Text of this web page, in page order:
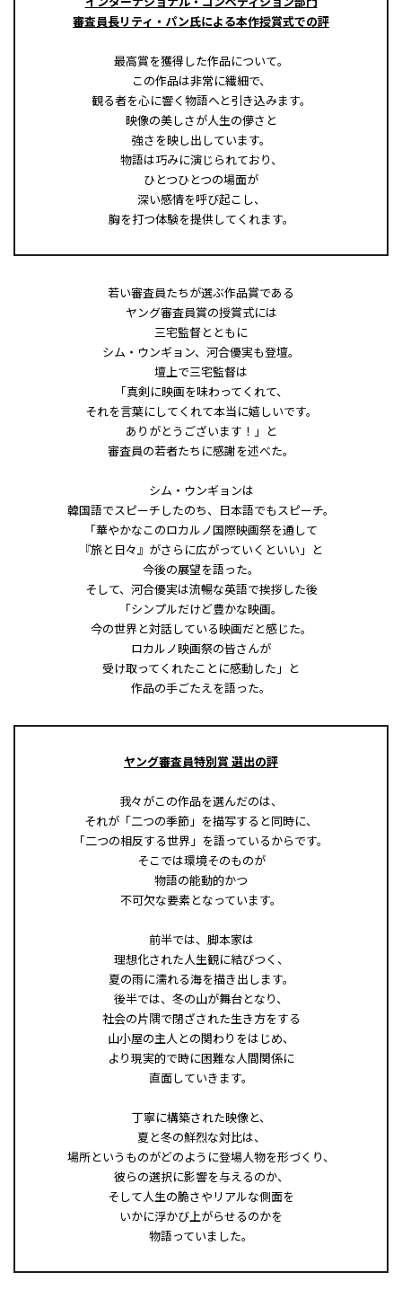
審査員長リティ・パン氏による本作授賞式での評
最高賞を獲得した作品について。
この作品は非常に繊細で、
観る者を心に響く物語へと引き込みます。
映像の美しさが人生の儚さと
強さを映し出しています。
物語は巧みに演じられており、
ひとつひとつの場面が
深い感情を呼び起こし、
胸を打つ体験を提供してくれます。
若い審査員たちが選ぶ作品賞である
ヤング審査員賞の授賞式には
三宅監督とともに
シム・ウンギョン、河合優実も登壇。
壇上で三宅監督は
「真剣に映画を味わってくれて、
それを言葉にしてくれて本当に嬉しいです。
ありがとうございます！」と
審査員の若者たちに感謝を述べた。
シム・ウンギョンは
韓国語でスピーチしたのち、日本語でもスピーチ。
「華やかなこのロカルノ国際映画祭を通して
『旅と日々』がさらに広がっていくといい」と
今後の展望を語った。
そして、河合優実は流暢な英語で挨拶した後
「シンプルだけど豊かな映画。
今の世界と対話している映画だと感じた。
ロカルノ映画祭の皆さんが
受け取ってくれたことに感動した」と
作品の手ごたえを語った。
ヤング審査員特別賞 選出の評
我々がこの作品を選んだのは、
それが「二つの季節」を描写すると同時に、
「二つの相反する世界」を語っているからです。
そこでは環境そのものが
物語の能動的かつ
不可欠な要素となっています。
前半では、脚本家は
理想化された人生観に結びつく、
夏の雨に濡れる海を描き出します。
後半では、冬の山が舞台となり、
社会の片隅で閉ざされた生き方をする
山小屋の主人との関わりをはじめ、
より現実的で時に困難な人間関係に
直面していきます。
丁寧に構築された映像と、
夏と冬の鮮烈な対比は、
場所というものがどのように登場人物を形づくり、
彼らの選択に影響を与えるのか、
そして人生の脆さやリアルな側面を
いかに浮かび上がらせるのかを
物語っていました。